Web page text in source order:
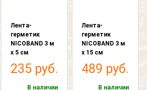
Лента-
герметик
NICOBAND 3 м
х 5 см
235 руб.
В наличии
Лента-
герметик
NICOBAND 3 м
х 15 см
489 руб.
В наличии